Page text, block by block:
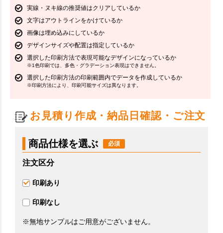
実線・ヌキ線の推奨値はクリアしているか
文字はアウトラインをかけているか
画像は埋め込みにしているか
デザインサイズや配置は指定しているか
選択した印刷方法で表現可能なデザインになっているか
※1色印刷では、多色・グラデーション表現はできません。
選択した印刷方法の印刷範囲内でデータを作成しているか
※印刷方法により、印刷可能サイズは異なります。
お見積り作成・納品日確認・ご注文
商品仕様を選ぶ
注文区分
印刷あり
印刷なし
※無地サンプルはご用意がございません。